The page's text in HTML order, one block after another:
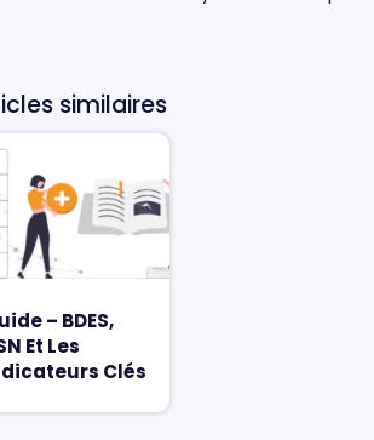
similaires
– BDES,
Et Les
Clés